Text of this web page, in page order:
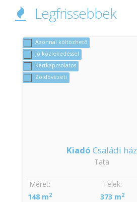
Legfrissebbek
Azonnal költözhető
Jó közlekedéssel
Kertkapcsolatos
Zöldövezeti
Kiadó Családi ház
Tata
Méret:
148 m2
Telek:
373 m2